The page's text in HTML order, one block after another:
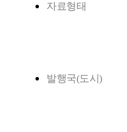
자료형태
발행국(도시)